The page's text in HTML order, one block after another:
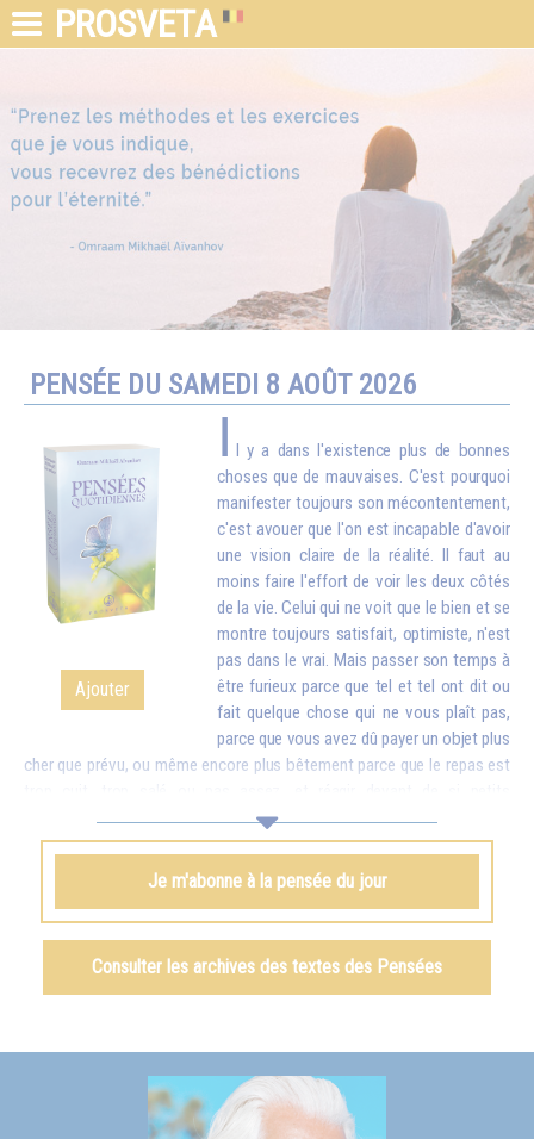
PROSVETA
PENSÉE DU SAMEDI 8 AOÛT 2026
Ajouter
I l y a dans l'existence plus de bonnes
choses que de mauvaises. C'est pourquoi
manifester toujours son mécontentement,
c'est avouer que l'on est incapable d'avoir
une vision claire de la réalité. Il faut au
moins faire l'effort de voir les deux côtés
de la vie. Celui qui ne voit que le bien et se
montre toujours satisfait, optimiste, n'est
pas dans le vrai. Mais passer son temps à
être furieux parce que tel et tel ont dit ou
fait quelque chose qui ne vous plaît pas,
parce que vous avez dû payer un objet plus
cher que prévu, ou même encore plus bêtement parce que le repas est
inconvénients comme si c'étaient des catastrophes, cela finit par vous
rendre stupide. Mettez donc en balance ces détails avec toutes les
richesses que vous apporte la vie. Quand vous vous apercevrez que,
pour de petites contrariétés, vous êtes prêt à oublier combien il y a de
choses belles et bonnes dans le monde et à troubler la vie de votre
Omraam Mikhaël Aïvanhov
Je m'abonne à la pensée du jour
Consulter les archives des textes des Pensées